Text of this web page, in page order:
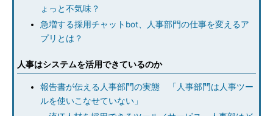
ょっと不気味？
急増する採用チャットbot、人事部門の仕事を変えるア
プリとは？
人事はシステムを活用できているのか
報告書が伝える人事部門の実態 「人事部門は人事ツー
ルを使いこなせていない」